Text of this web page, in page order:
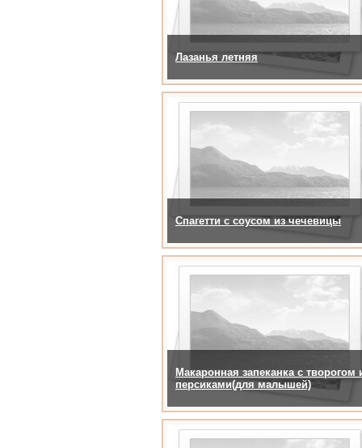
Лазанья летняя
Спагетти с соусом из чечевицы
Макаронная запеканка с творогом
персиками(для малышей)